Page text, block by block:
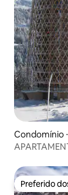
Condomínio
Preferido
Preferido